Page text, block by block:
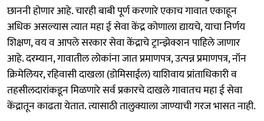
छाननी होणार आहे. चारही बाबी पूर्ण करणारे एकाच गावात एकाहून
अधिक असल्यास त्यात महा ई सेवा केंद्र कोणाला द्यायचे, याचा निर्णय
शिक्षण, वय व आपले सरकार सेवा केंद्राचे ट्रान्झेक्शन पाहिले जाणार
आहे. दरम्यान, गावातील लोकांना जात प्रमाणपत्र, उत्पन्न प्रमाणपत्र, नॉन
क्रिमेलियर, रहिवासी दाखला (डोमिसाईल) याशिवाय प्रांताधिकारी व
तहसीलदारांकडून मिळणारे सर्व प्रकारचे दाखले गावातच महा ई सेवा
केंद्रातून काढता येतात. त्यासाठी तालुक्याला जाण्याची गरज भासत नाही.